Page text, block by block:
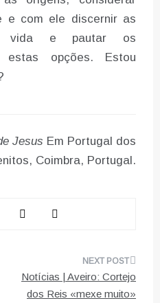
e com ele discernir as
vida e pautar os
estas opções. Estou
Jesus Em Portugal dos
Coimbra, Portugal.
Notícias | Aveiro: Cortejo
dos Reis «mexe muito»